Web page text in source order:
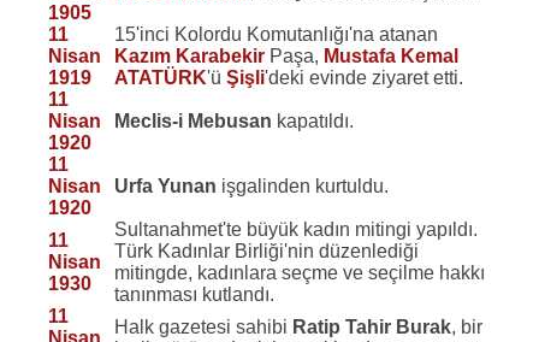
1905
11
Nisan
1919
15'inci Kolordu Komutanlığı'na atanan
Kazım Karabekir Paşa, Mustafa Kemal
ATATÜRK'üŞişli'deki evinde ziyaret etti.
11
Nisan
1920
Meclis-i Mebusan kapatıldı.
11
Nisan
1920
Urfa Yunan işgalinden kurtuldu.
11
Nisan
1930
Sultanahmet'te büyük kadın mitingi yapıldı.
Türk Kadınlar Birliği'nin düzenlediği
mitingde, kadınlara seçme ve seçilme hakkı
tanınması kutlandı.
11
Nisan
Halk gazetesi sahibi Ratip Tahir Burak, bir